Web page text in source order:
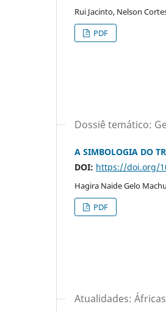
Rui Jacinto, Nelson
PDF
Dossiê temático:
A SIMBOLOGIA DO
DOI: https://doi.org/
Hagira Naide Gelo
PDF
Atualidades: